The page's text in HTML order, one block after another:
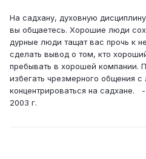
На садхану, духовную
вы общаетесь. Хорошие люди
дурные люди тащат вас прочь к
сделать вывод о том, кто
пребывать в хорошей компании.
избегать чрезмерного общения
концентрироваться на садхане.
2003 г.